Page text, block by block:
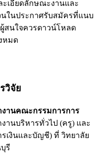
เอียดลักษณะงานและ
ในประกาศรับสมัครที่แนบ
สนใจควรดาวน์โหลด
หมด
วิจัย
งานคณะกรรมการการ
านบริหารทั่วไป (ครู) และ
เงินและบัญชี) ที่ วิทยาลัย
รี